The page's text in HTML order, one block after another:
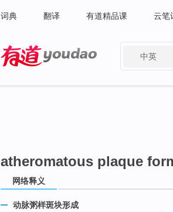
词典 翻译 有道精品课 云笔
中英
atheromatous plaque
网络释义
动脉粥样斑块形成